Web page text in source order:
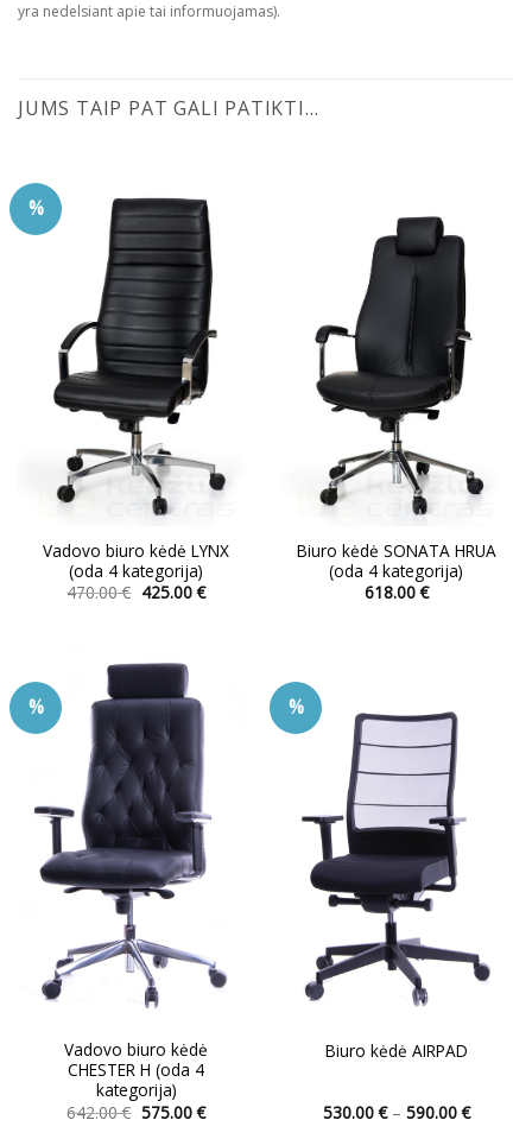
yra nedelsiant apie tai informuojamas).
JUMS TAIP PAT GALI PATIKTI…
%
Vadovo biuro kėdė LYNX
(oda 4 kategorija)
470.00€ Original
425.00€Current
has
multiple
variants.
The
options
may
be
chosen
on
the
page
Biuro kėdė SONATA HRUA
(oda 4 kategorija)
618.00€
variants.
options
be
chosen
on
the
product
page
%
Vadovo biuro kėdė
CHESTER H (oda 4
kategorija)
642.00€ Original
price
575.00€Current
price
%
Biuro kėdė AIRPAD
530.00€ – 590.00€Price
range: